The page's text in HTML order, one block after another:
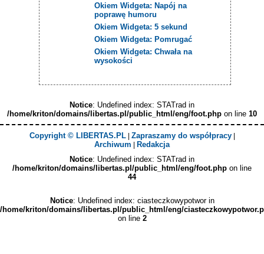
Okiem Widgeta: Napój na
poprawę humoru
Okiem Widgeta: 5 sekund
Okiem Widgeta: Pomrugać
Okiem Widgeta: Chwała na
wysokości
Notice: Undefined index: STATrad in
/home/kriton/domains/libertas.pl/public_html/eng/foot.php on line 10
Copyright © LIBERTAS.PL| Zapraszamy do współpracy|
Archiwum
Redakcja
Notice: Undefined index: STATrad in
/home/kriton/domains/libertas.pl/public_html/eng/foot.php on line
44
Notice: Undefined index: ciasteczkowypotwor in
/home/kriton/domains/libertas.pl/public_html/eng/
on line 2